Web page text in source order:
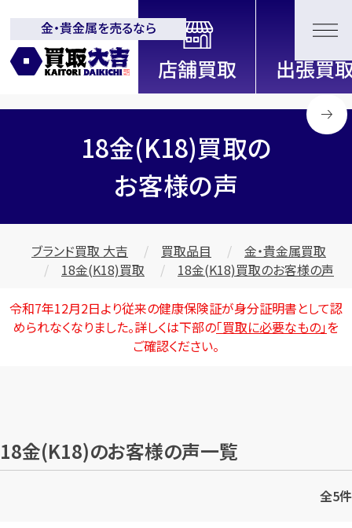
全国2000店舗以上展開中！
信頼と実績の買取専門店「買取大
吉」
金・貴金属を売るなら
18金(K18)買取の
お客様の声
ブランド買取 大吉 買取品目
金・貴金属買取
18金(K18)買取
18金(K18)買取のお客様の声
令和7年12月2日より従来の健康保険証が身分証明書として認
められなくなりました。詳しくは下部の「買取に必要なもの」を
ご確認ください。
18金(K18)のお客様の声一覧
全5件